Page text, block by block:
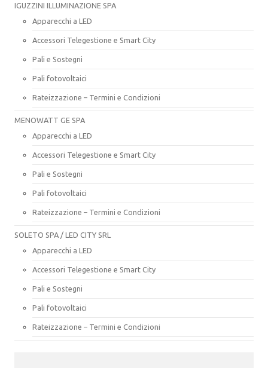
IGUZZINI ILLUMINAZIONE SPA
Apparecchi a LED
Accessori Telegestione e Smart City
Pali e Sostegni
Pali fotovoltaici
Rateizzazione – Termini e Condizioni
MENOWATT GE SPA
Apparecchi a LED
Accessori Telegestione e Smart City
Pali e Sostegni
Pali fotovoltaici
Rateizzazione – Termini e Condizioni
SOLETO SPA / LED CITY SRL
Apparecchi a LED
Accessori Telegestione e Smart City
Pali e Sostegni
Pali fotovoltaici
Rateizzazione – Termini e Condizioni